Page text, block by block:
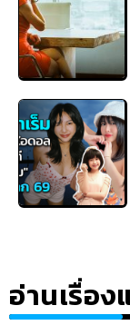
อ่านเรื่อ